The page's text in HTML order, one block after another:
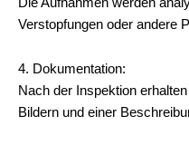
Verstopfungen oder andere
4. Dokumentation:
Nach der Inspektion
Bildern und einer